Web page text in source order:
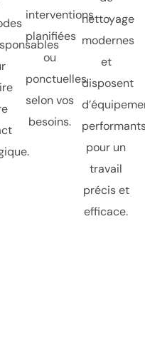
interventions
planifiées
ou
ponctuelles
selon vos
besoins.
nettoyage
modernes
et
disposent
pour un
travail
précis et
efficace.